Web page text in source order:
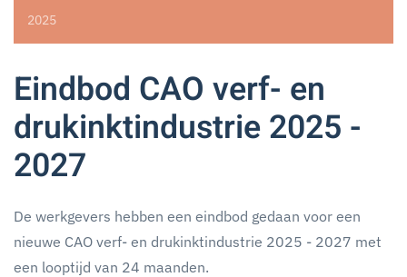
2025
Eindbod CAO verf- en
drukinktindustrie 2025 -
2027
De werkgevers hebben een eindbod gedaan voor een
nieuwe CAO verf- en drukinktindustrie 2025 - 2027 met
een looptijd van 24 maanden.